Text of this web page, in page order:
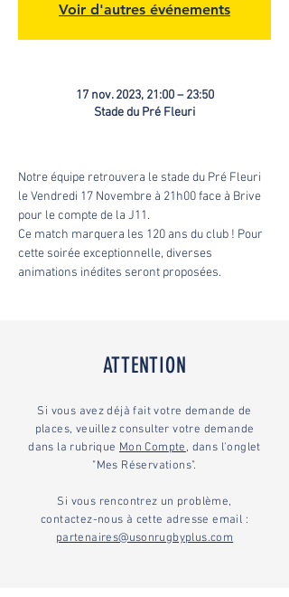
Voir d'autres événements
17 nov. 2023, 21:00 – 23:50
Stade du Pré Fleuri
Notre équipe retrouvera le stade du Pré Fleuri
le Vendredi 17 Novembre à 21h00 face à Brive
pour le compte de la J11.
Ce match marquera les 120 ans du club ! Pour
cette soirée exceptionnelle, diverses
animations inédites seront proposées.
ATTENTION
Si vous avez déjà fait votre demande de
places, veuillez consulter votre demande
dans la rubrique Mon Compte, dans l'onglet
"Mes Réservations".
Si vous rencontrez un problème,
contactez-nous à cette adresse email :
partenaires@usonrugbyplus.com